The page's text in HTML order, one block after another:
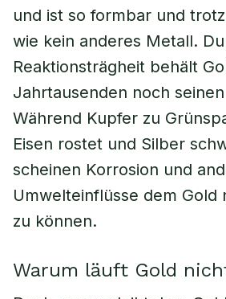
und ist so formbar und
wie kein anderes Metall.
Reaktionsträgheit behält
Jahrtausenden noch
Während Kupfer zu
Eisen rostet und Silber
scheinen Korrosion und
Umwelteinflüsse dem Gold
zu können.
Warum läuft Gold